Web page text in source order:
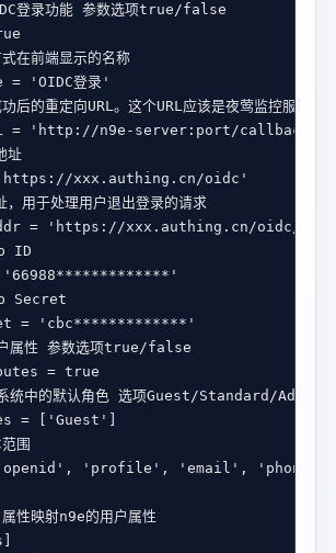
登录功能 参数选项true/false
在前端显示的名称
=
'OIDC登录'
后的重定向URL。这个URL应该是夜莺监控服务的
=
'http://n9e-server:port/callback'
址
xxx.authing.cn/oidc'
，用于处理用户退出登录的请求
=
'https://xxx.authing.cn/oidc/
ID
'66988*************'
Secret
=
'cbc*************'
属性 参数选项true/false
= true
统中的默认角色 选项Guest/Standard/Admin
= [ 'Guest'
围
, 'profile' , 'email' , 'phone'
性映射n9e的用户属性